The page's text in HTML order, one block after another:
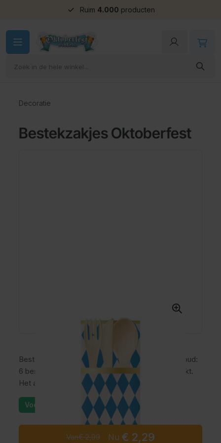
Ruim 4.000 producten
Decoratie
Bestekzakjes Oktoberfest
Bestekzakjes Oktober Bier Festival - 6 stuks. Inhoud:
6 bestekzakjes. De zakjes zijn dubbelzijdig bedrukt.
Het artikel is gemaakt van papier.
Voorraad: 25+
Van€ 2,99 Nu € 2,29